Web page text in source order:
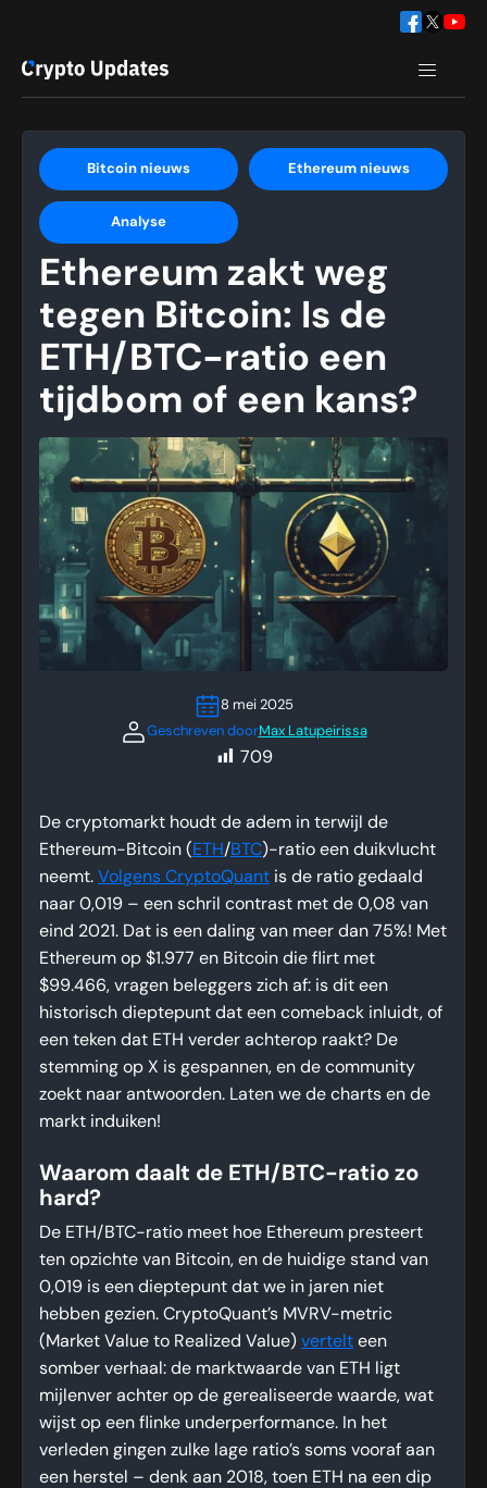
Bitcoin nieuws Ethereum nieuws
Analyse
Ethereum zakt weg
tegen Bitcoin: Is de
ETH/BTC-ratio een
tijdbom of een kans?
8 mei 2025
Geschreven doorMax Latupeirissa
709
De cryptomarkt houdt de adem in terwijl de
Ethereum-Bitcoin ( ETH/BTC)-ratio een duikvlucht
neemt. Volgens CryptoQuant is de ratio gedaald
naar 0,019 – een schril contrast met de 0,08 van
eind 2021. Dat is een daling van meer dan 75%! Met
Ethereum op $1.977 en Bitcoin die flirt met
$99.466, vragen beleggers zich af: is dit een
historisch dieptepunt dat een comeback inluidt, of
een teken dat ETH verder achterop raakt? De
stemming op X is gespannen, en de community
zoekt naar antwoorden. Laten we de charts en de
markt induiken!
Waarom daalt de ETH/BTC-ratio zo
hard?
De ETH/BTC-ratio meet hoe Ethereum presteert
ten opzichte van Bitcoin, en de huidige stand van
0,019 is een dieptepunt dat we in jaren niet
hebben gezien. CryptoQuant’s MVRV-metric
(Market Value to Realized Value) vertelt een
somber verhaal: de marktwaarde van ETH ligt
mijlenver achter op de gerealiseerde waarde, wat
wijst op een flinke underperformance. In het
verleden gingen zulke lage ratio’s soms vooraf aan
een herstel – denk aan 2018, toen ETH na een dip